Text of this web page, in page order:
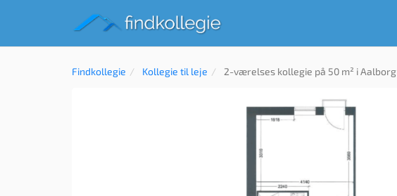
Findkollegie Kollegie til leje 2-værelses kollegie på 50 m² i Aalborg